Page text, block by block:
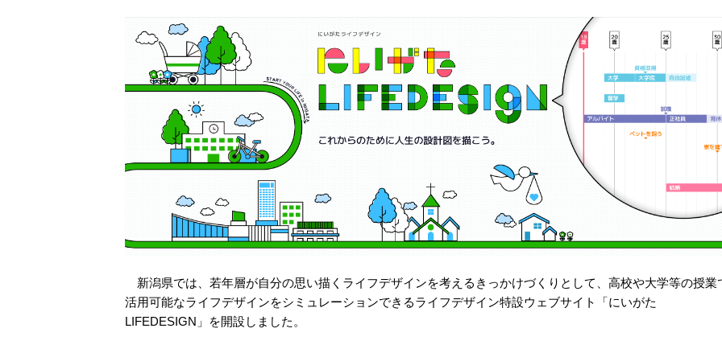
新潟県では、若年層が自分の思い描くライフデザインを考えるきっかけづくりとして、高校や大学等の授業
活用可能なライフデザインをシミュレーションできるライフデザイン特設ウェブサイト「にいがた
LIFEDESIGN」を開設しました。